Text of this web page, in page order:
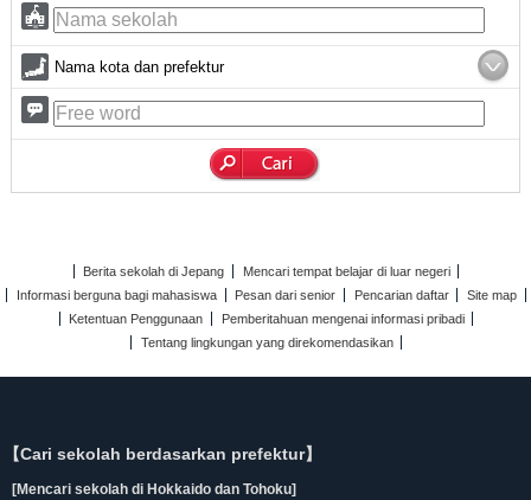
Nama kota dan prefektur
Berita sekolah di Jepang
Mencari tempat belajar di luar negeri
Informasi berguna bagi mahasiswa
Pesan dari senior Pencarian daftar
Site map
Ketentuan Penggunaan
Pemberitahuan mengenai informasi pribadi
Tentang lingkungan yang direkomendasikan
【Cari sekolah berdasarkan prefektur】
[Mencari sekolah di Hokkaido dan Tohoku]